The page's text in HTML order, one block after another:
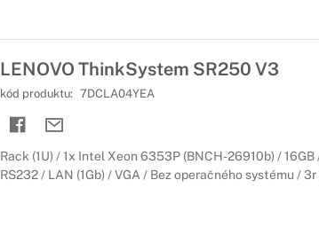
LENOVO ThinkSystem SR250 V3
kód produktu: 7DCLA04YEA
Rack (1U) / 1x Intel Xeon 6353P (BNCH-26910b) /
RS232 / LAN (1Gb) / VGA / Bez operačného systému /